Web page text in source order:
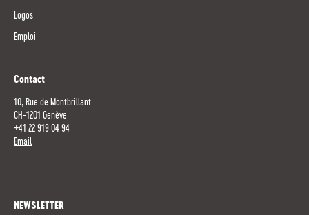
Logos
Emploi
Contact
10, Rue de Montbrillant
CH-1201 Genève
+41 22 919 04 94
Email
NEWSLETTER